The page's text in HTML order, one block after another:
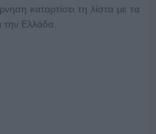
καταρτίσει τη λίστα με τα
την Ελλάδα.